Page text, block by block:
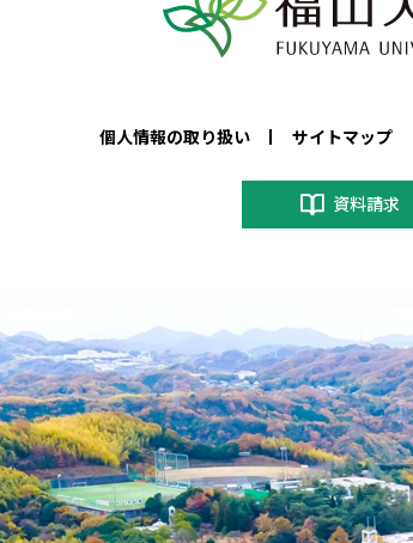
個人情報の取り扱い サイトマップ
資料請求